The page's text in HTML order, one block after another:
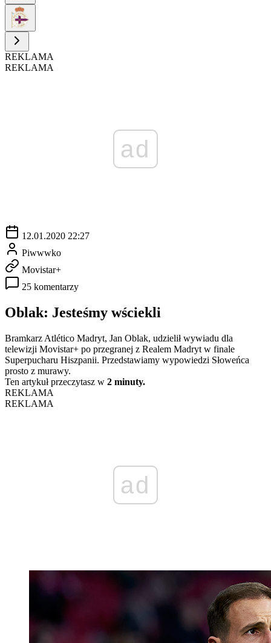
REKLAMA
REKLAMA
ad
12.01.2020 22:27
Piwwwko
Movistar+
25 komentarzy
Oblak: Jesteśmy wściekli
Bramkarz Atlético Madryt, Jan Oblak, udzielił wywiadu dla
telewizji Movistar+ po przegranej z Realem Madryt w finale
Superpucharu Hiszpanii. Przedstawiamy wypowiedzi Słoweńca
prosto z murawy.
Ten artykuł przeczytasz w 2 minuty.
REKLAMA
REKLAMA
ad